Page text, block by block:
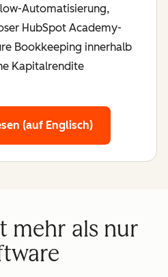
Automatisierung,
HubSpot Academy-
Bookkeeping innerhalb
Kapitalrendite
(auf Englisch)
mehr als nur